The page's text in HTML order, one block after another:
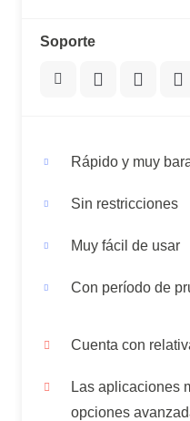
Soporte
Rápido y muy
Sin restricciones
Muy fácil de usar
Con período de
Cuenta con
Las aplicaciones
opciones